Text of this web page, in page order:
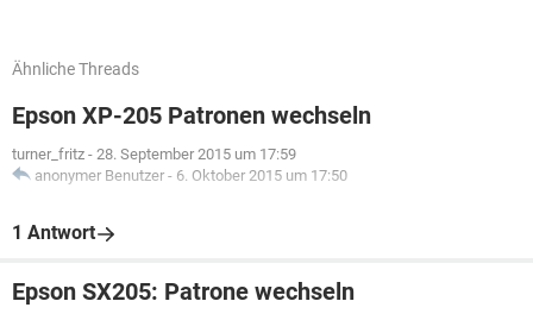
Ähnliche Threads
Epson XP-205 Patronen wechseln
turner_fritz - 28. September 2015 um 17:59
anonymer Benutzer - 6. Oktober 2015 um 17:50
1 Antwort
Epson SX205: Patrone wechseln